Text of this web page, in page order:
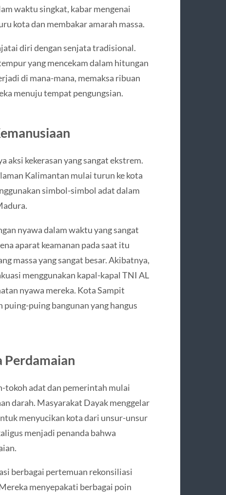
waktu singkat, kabar mengenai
kota dan membakar amarah massa.
diri dengan senjata tradisional.
yang mencekam dalam hitungan
di mana-mana, memaksa ribuan
menuju tempat pengungsian.
aksi kekerasan yang sangat ekstrem.
Kalimantan mulai turun ke kota
simbol-simbol adat dalam
nyawa dalam waktu yang sangat
aparat keamanan pada saat itu
massa yang sangat besar. Akibatnya,
menggunakan kapal-kapal TNI AL
nyawa mereka. Kota Sampit
puing bangunan yang hangus
Perdamaian
tokoh adat dan pemerintah mulai
darah. Masyarakat Dayak menggelar
menyucikan kota dari unsur-unsur
menjadi penanda bahwa
berbagai pertemuan rekonsiliasi
menyepakati berbagai poin